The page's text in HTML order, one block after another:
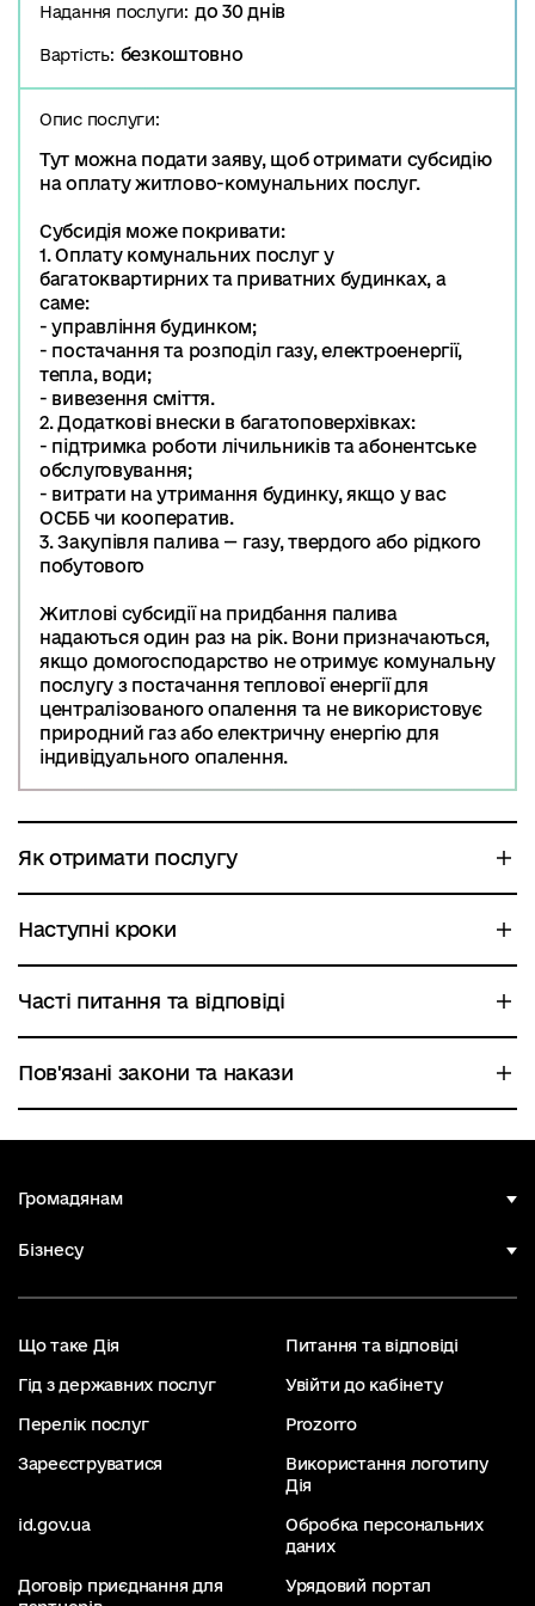
Надання послуги: до 30 днів
Вартість: безкоштовно
Опис послуги:
Тут можна подати заяву, щоб отримати субсидію
на оплату житлово-комунальних послуг.
Субсидія може покривати:
1. Оплату комунальних послуг у
багатоквартирних та приватних будинках, а
саме:
- управління будинком;
- постачання та розподіл газу, електроенергії,
тепла, води;
- вивезення сміття.
2. Додаткові внески в багатоповерхівках:
- підтримка роботи лічильників та абонентське
обслуговування;
- витрати на утримання будинку, якщо у вас
ОСББ чи кооператив.
3. Закупівля палива — газу, твердого або рідкого
побутового
Житлові субсидії на придбання палива
надаються один раз на рік. Вони призначаються,
якщо домогосподарство не отримує комунальну
послугу з постачання теплової енергії для
централізованого опалення та не використовує
природний газ або електричну енергію для
індивідуального опалення.
Як отримати послугу
Наступні кроки
Часті питання та відповіді
Пов'язані закони та накази
Громадянам
Бізнесу
Що таке Дія Питання та відповіді
Гід з державних послуг Увійти до кабінету
Перелік послуг Prozorro
Зареєструватися
Використання логотипу
Дія
id.gov.ua
Обробка персональних
даних
Договір приєднання для
Урядовий портал